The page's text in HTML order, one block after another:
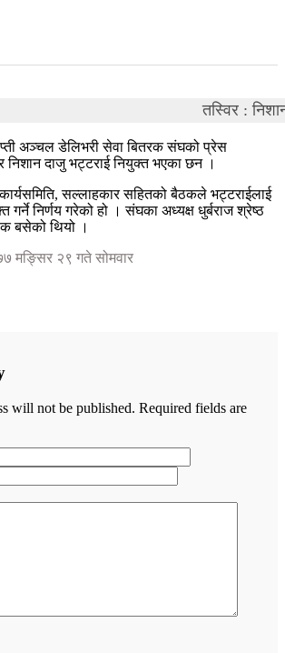
तस्विर :
अञ्चल डेलिभरी सेवा बितरक संघको प्रेस
निशान दाजु भट्टराई नियुक्त भएका छन ।
कार्यसमिति, सल्लाहकार सहितको बैठकले भट्टराईलाई
निर्णय गरेको हो । संघका अध्यक्ष धुर्बराज श्रेष्ठ
बसेको थियो ।
मङ्सिर २९ गते सोमवार
will not be published. Required fields are